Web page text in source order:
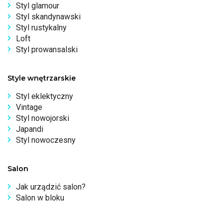
Styl glamour
Styl skandynawski
Styl rustykalny
Loft
Styl prowansalski
Style wnętrzarskie
Styl eklektyczny
Vintage
Styl nowojorski
Japandi
Styl nowoczesny
Salon
Jak urządzić salon?
Salon w bloku